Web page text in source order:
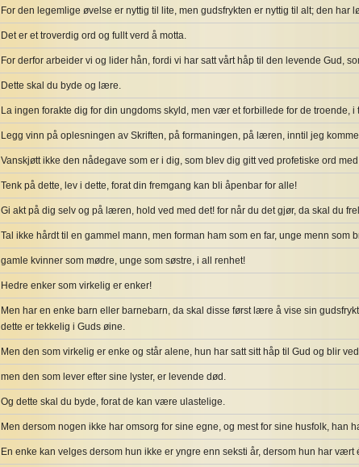
For den legemlige øvelse er nyttig til lite, men gudsfrykten er nyttig til alt; den har
Det er et troverdig ord og fullt verd å motta.
For derfor arbeider vi og lider hån, fordi vi har satt vårt håp til den levende Gud,
Dette skal du byde og lære.
La ingen forakte dig for din ungdoms skyld, men vær et forbillede for de troende,
Legg vinn på oplesningen av Skriften, på formaningen, på læren, inntil jeg
Vanskjøtt ikke den nådegave som er i dig, som blev dig gitt ved profetiske ord
Tenk på dette, lev i dette, forat din fremgang kan bli åpenbar for alle!
Gi akt på dig selv og på læren, hold ved med det! for når du det gjør, da skal du
Tal ikke hårdt til en gammel mann, men forman ham som en far, unge menn som
gamle kvinner som mødre, unge som søstre, i all renhet!
Hedre enker som virkelig er enker!
Men har en enke barn eller barnebarn, da skal disse først lære å vise sin
dette er tekkelig i Guds øine.
Men den som virkelig er enke og står alene, hun har satt sitt håp til Gud og blir
men den som lever efter sine lyster, er levende død.
Og dette skal du byde, forat de kan være ulastelige.
Men dersom nogen ikke har omsorg for sine egne, og mest for sine husfolk, han
En enke kan velges dersom hun ikke er yngre enn seksti år, dersom hun har vært